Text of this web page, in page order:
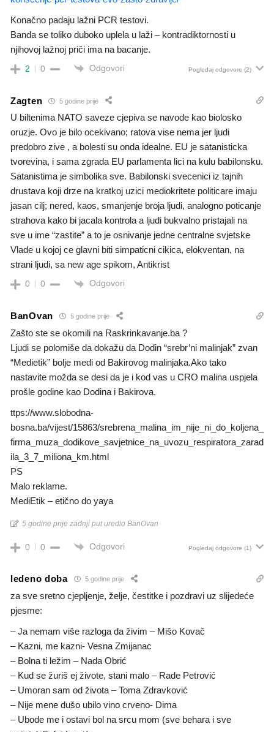
Konačno padaju lažni PCR testovi.
Banda se toliko duboko uplela u laži – kontradiktornosti u
njihovoj lažnoj priči ima na bacanje.
2 0 Odgovori Pogledaj odgovore (2)
Zagten 5 godine prije
U biltenima NATO saveze cjepiva se navode kao biolosko
oruzje. Ovo je bilo ocekivano; ratova vise nema jer ljudi
predobro zive , a bolesti su onda idealne. EU je satanisticka
tvorevina, i sama zgrada EU parlamenta lici na kulu babilonsku.
Satanistima je simbolika sve. Babilonski svecenici iz tajnih
drustava koji drze na kratkoj uzici mediokritete politicare imaju
jasan cilj; nered, kaos, smanjenje broja ljudi, analogno poticanje
strahova kako bi jacala kontrola a ljudi bukvalno pristajali na
sve u ime “zastite” a to je osnivanje jedne centralne svjetske
Vlade u kojoj ce glavni biti simpaticni cikica, elokventan, na
strani ljudi, sa new age spikom, Antikrist
0 0 Odgovori
BanOvan 5 godine prije
Zašto ste se okomili na Raskrinkavanje.ba ?
Ljudi se polomiše da dokažu da Dodin “srebr’ni malinjak” zvan
“Medietik” bolje medi od Bakirovog malinjaka.Ako tako
nastavite možda se desi da je i kod vas u CRO malina uspjela
prošle godine kao Dodina i Bakirova.
ttps://www.slobodna-
bosna.ba/vijest/15863/srebrena_malina_im_nije_ni_do_koljena_
firma_muza_dodikove_savjetnice_na_uvozu_respiratora_zarad
ila_3_7_miliona_km.html
PS
Malo reklame.
MediEtik – etično do yaya
5 godine prije zadnji put uredio BanOvan
0 0 Odgovori Pogledaj odgovore (1)
ledeno doba 5 godine prije
za sve sretno cjepljenje, želje, čestitke i pozdravi uz slijedeće
pjesme:
– Ja nemam više razloga da živim – Mišo Kovač
– Kazni, me kazni- Vesna Zmijanac
– Bolna ti ležim – Nada Obrić
– Kud se žuriš ej živote, stani malo – Rade Petrović
– Umoran sam od života – Toma Zdravković
– Nije mene dušo ubilo vino crveno- Dima
– Ubode me i ostavi bol na srcu mom (sve behara i sve